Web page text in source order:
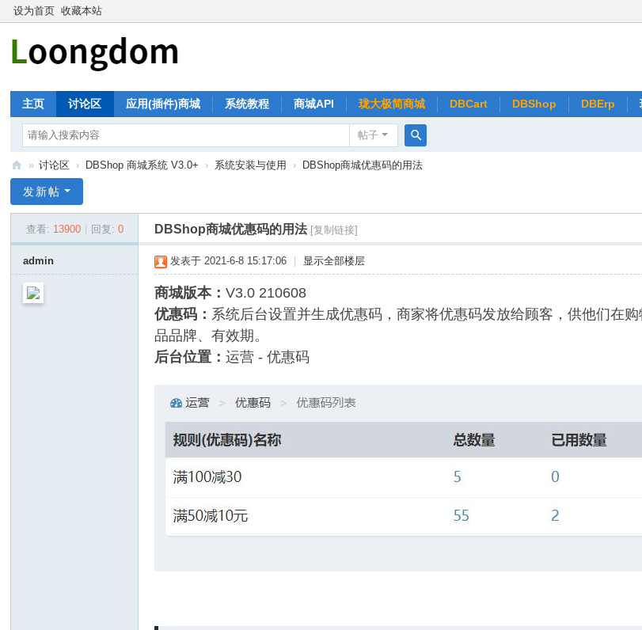
设为首页 收藏本站
主页 讨论区 应用(插件)商城 系统教程 商城API 珑大极简商城 DBCart DBShop DBErp
帖子
搜
大
» 讨论区 › DBShop 商城系统 V3.0+ › 系统安装与使用 › DBShop商城优惠码的用法
发新帖
查看: 13900 回复: 0 DBShop商城优惠码的用法 [复制链接]
admin 发表于 2021-6-8 15:17:06 显示全部楼层
商城版本：V3.0 210608
优惠码： 系统后台设置并生成优惠码，商家将优惠码发放给顾客，供他们在
品品牌、有效期。
后台位置：运营 - 优惠码